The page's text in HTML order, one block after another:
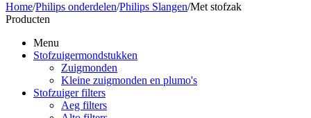
Home/Philips onderdelen/Philips Slangen/Met stofzak
Producten
Menu
Stofzuigermondstukken
Zuigmonden
Kleine zuigmonden en plumo's
Stofzuiger filters
Aeg filters